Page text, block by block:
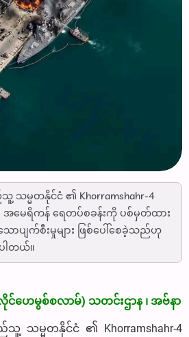
သမ္မတနိုင်ငံ ၏ Khorramshahr-4
အမေရိကန် ရေတပ်စခန်းကို ပစ်မှတ်ထား
ာပျက်စီးမှုများ ဖြစ်ပေါ်စေခဲ့သည်ဟု
ါတယ်။
မွစ်စလာမ်) သတင်းဌာန ၊ အဗ်နာ
သမ္မတနိုင်ငံ ၏ Khorramshahr-4